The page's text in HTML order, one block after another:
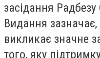
засідання
Видання зазначає,
викликає значне
того, яку